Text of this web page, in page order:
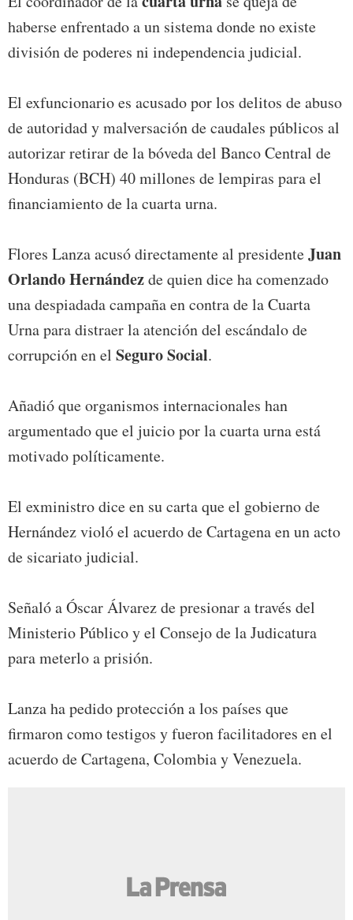
haberse enfrentado a un sistema donde no existe
división de poderes ni independencia judicial.
El exfuncionario es acusado por los delitos de abuso
de autoridad y malversación de caudales públicos al
autorizar retirar de la bóveda del Banco Central de
Honduras (BCH) 40 millones de lempiras para el
financiamiento de la cuarta urna.
Flores Lanza acusó directamente al presidenteJuan
Orlando Hernándezde quien dice ha comenzado
una despiadada campaña en contra de la Cuarta
Urna para distraer la atención del escándalo de
corrupción en el Seguro Social.
Añadió que organismos internacionales han
argumentado que el juicio por la cuarta urna está
motivado políticamente.
El exministro dice en su carta que el gobierno de
Hernández violó el acuerdo de Cartagena en un acto
de sicariato judicial.
Señaló a Óscar Álvarez de presionar a través del
Ministerio Público y el Consejo de la Judicatura
para meterlo a prisión.
Lanza ha pedido protección a los países que
firmaron como testigos y fueron facilitadores en el
acuerdo de Cartagena, Colombia y Venezuela.